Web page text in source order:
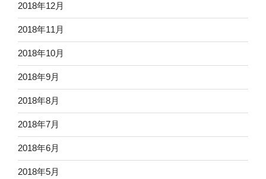
2018年12月
2018年11月
2018年10月
2018年9月
2018年8月
2018年7月
2018年6月
2018年5月